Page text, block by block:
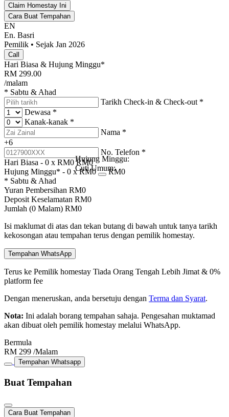
Claim Homestay Ini
Cara Buat Tempahan
EN
En. Basri
Pemilik • Sejak Jan 2026
Call
Hari Biasa & Hujung Minggu*
RM 299.00
/malam
* Sabtu & Ahad
Tarikh Check-in & Check-out *
Dewasa *
Kanak-kanak *
Nama *
+6
No. Telefon *
Hari Biasa - 0 x RM0 RM0
Hujung Minggu* - 0 x RM0
Hujung Minggu:
Cuti Umum:RM0
* Sabtu & Ahad
Yuran Pembersihan RM0
Deposit Keselamatan RM0
Jumlah (0 Malam) RM0
Isi maklumat di atas dan tekan butang di bawah untuk tanya tarikh
kekosongan atau tempahan terus dengan pemilik homestay.
Tempahan WhatsApp
Terus ke Pemilik homestay Tiada Orang Tengah Lebih Jimat & 0%
platform fee
Dengan meneruskan, anda bersetuju dengan Terma dan Syarat.
Nota: Ini adalah borang tempahan sahaja. Pengesahan muktamad
akan dibuat oleh pemilik homestay melalui WhatsApp.
Bermula
RM 299 /Malam
Tempahan Whatsapp
Buat Tempahan
Cara Buat Tempahan